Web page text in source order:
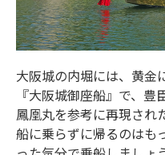
大阪城の内堀には、黄金
『大阪城御座船』で、
鳳凰丸を参考に再現され
船に乗らずに帰るのはも